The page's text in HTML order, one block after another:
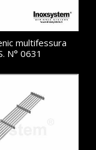
multifessura
N° 0631